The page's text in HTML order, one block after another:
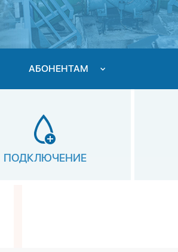
АБОНЕНТАМ
ПОДКЛЮЧЕНИЕ